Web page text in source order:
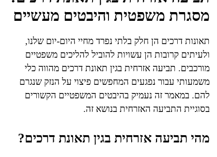
מסגרת משפטית והיבטים מעשיים
תאונות דרכים הן חלק בלתי נפרד מחיי היום-יום שלנו,
ולעיתים קרובות הן עשויות להוביל להליכים משפטיים
מורכבים. תביעה אזרחית בגין תאונת דרכים מהווה כלי
משמעותי עבור נפגעים המחפשים פיצוי על הנזק שנגרם
להם. במאמר זה נעמיק בהיבטים המשפטיים הקשורים
בסוגיית התביעה האזרחית בנושא זה.
מהי תביעה אזרחית בגין תאונת דרכים?